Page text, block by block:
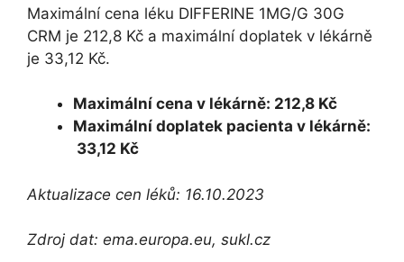
Maximální cena léku DIFFERINE 1MG/G 30G
CRM je 212,8 Kč a maximální doplatek v lékárně
je 33,12 Kč.
Maximální cena v lékárně: 212,8 Kč
Maximální doplatek pacienta v lékárně:
33,12 Kč
Aktualizace cen léků: 16.10.2023
Zdroj dat: ema.europa.eu, sukl.cz